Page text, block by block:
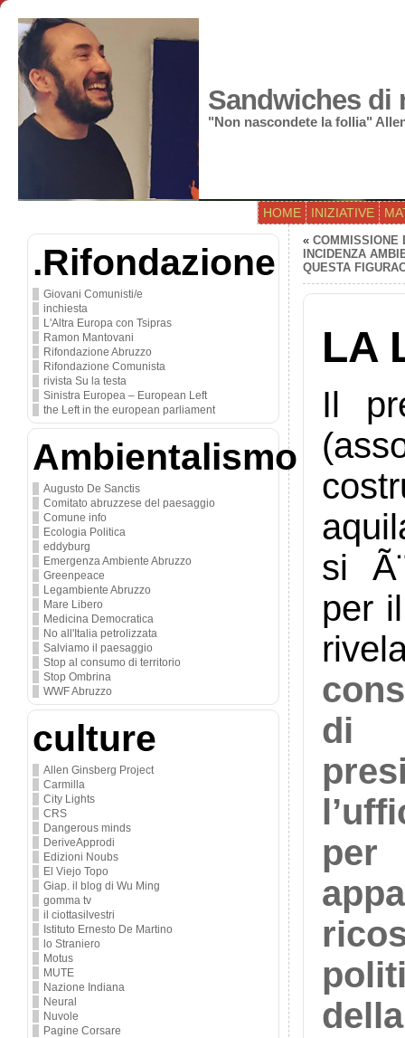
Sandwiches di
"Non nascondete la follia"
HOME INIZIATIVE
.Rifondazione
Giovani Comunisti/e
inchiesta
L'Altra Europa con Tsipras
Ramon Mantovani
Rifondazione Abruzzo
Rifondazione Comunista
rivista Su la testa
Sinistra Europea – European Left
the Left in the european parliament
Ambientalismo
Augusto De Sanctis
Comitato abruzzese del paesaggio
Comune info
Ecologia Politica
eddyburg
Emergenza Ambiente Abruzzo
Greenpeace
Legambiente Abruzzo
Mare Libero
Medicina Democratica
No all'Italia petrolizzata
Salviamo il paesaggio
Stop al consumo di territorio
Stop Ombrina
WWF Abruzzo
culture
Allen Ginsberg Project
Carmilla
City Lights
CRS
Dangerous minds
DeriveApprodi
Edizioni Noubs
El Viejo Topo
Giap. il blog di Wu Ming
gomma tv
il ciottasilvestri
Istituto Ernesto De Martino
lo Straniero
Motus
MUTE
Nazione Indiana
Neural
Nuvole
Pagine Corsare
« COMMISSIONE
INCIDENZA
QUESTA
LA
Il
si
per
di
per